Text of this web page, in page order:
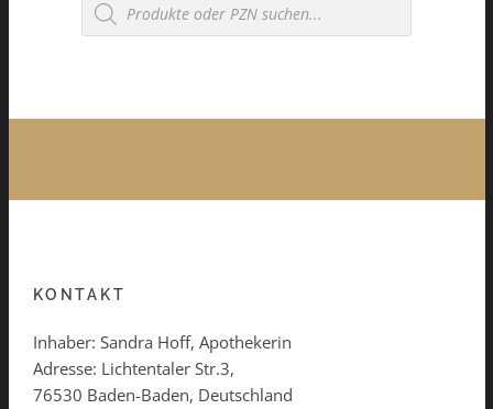
search
KONTAKT
Inhaber: Sandra Hoff, Apothekerin
Adresse: Lichtentaler Str.3,
76530 Baden-Baden, Deutschland